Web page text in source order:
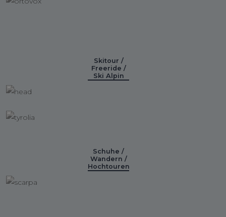
Skitour /
Freeride /
Ski Alpin
Schuhe /
Wandern /
Hochtouren